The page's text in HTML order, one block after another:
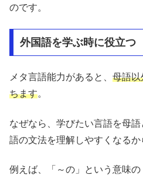
のです。
外国語を学ぶ時に役立つ
メタ言語能力があると、 母語以
ちます。
なぜなら、学びたい言語を母
語の文法を理解しやすくなるか
例えば、「～の」という意味